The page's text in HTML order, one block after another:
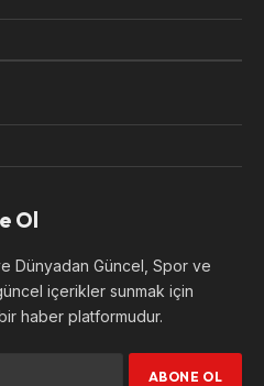
Ol
Dünyadan Güncel, Spor ve
içerikler sunmak için
haber platformudur.